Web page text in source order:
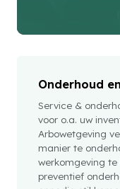
Onderhoud
Service &
voor o.a. uw
Arbowetgeving
manier te
werkomgeving
preventief